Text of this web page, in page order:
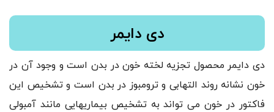
دی دایمر
دی دایمر محصول تجزیه لخته خون در بدن است و وجود آن در
خون نشانه روند التهابی و ترومبوز در بدن است و تشخیص این
فاکتور در خون می تواند به تشخیص بیماریهایی مانند آمبولی